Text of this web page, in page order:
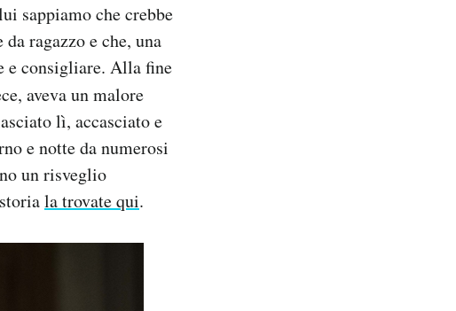
sappiamo che crebbe
ragazzo e che, una
e consigliare. Alla fine
aveva un malore
lì, accasciato e
e notte da numerosi
un risveglio
la trovate qui.